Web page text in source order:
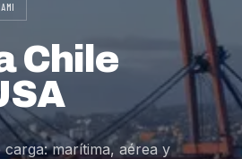
Chile
marítima, aérea y